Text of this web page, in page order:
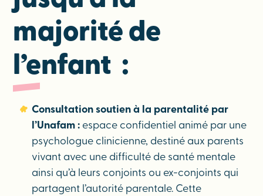
majorité de
l’enfant :
Consultation soutien à la parentalité par
l’Unafam : espace confidentiel animé par une
psychologue clinicienne, destiné aux parents
vivant avec une difficulté de santé mentale
ainsi qu’à leurs conjoints ou ex-conjoints qui
partagent l’autorité parentale. Cette